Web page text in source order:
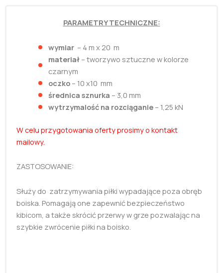
PARAMETRY TECHNICZNE:
wymiar – 4 m x 20 m
materiał– tworzywo sztuczne w kolorze
czarnym
oczko– 10 x10 mm
średnica sznurka – 3,0 mm
wytrzymalość na rozciąganie– 1,25 kN
W celu przygotowania oferty prosimy o kontakt
mailowy.
ZASTOSOWANIE:
Służy do zatrzymywania piłki wypadające poza obręb
boiska. Pomagają one zapewnić bezpieczeństwo
kibicom, a także skrócić przerwy w grze pozwalając na
szybkie zwrócenie piłki na boisko.